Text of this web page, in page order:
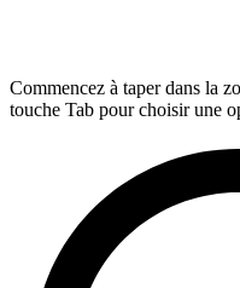
Commencez à taper dans la
touche Tab pour choisir une